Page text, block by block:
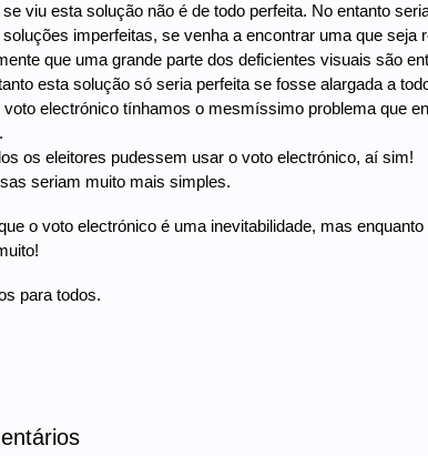
viu esta solução não é de todo perfeita. No entanto
imperfeitas, se venha a encontrar uma que seja
que uma grande parte dos deficientes visuais são
esta solução só seria perfeita se fosse alargada a
voto electrónico tínhamos o mesmíssimo problema que
os eleitores pudessem usar o voto electrónico, aí sim!
seriam muito mais simples.
o voto electrónico é uma inevitabilidade, mas
para todos.